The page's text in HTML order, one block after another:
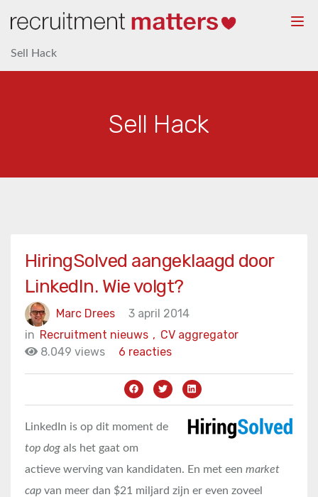
Sell Hack
Sell Hack
HiringSolved aangeklaagd door
LinkedIn. Wie volgt?
Marc Drees
3 april 2014
in
CV aggregator
Recruitment nieuws ,
8.049 views
6 reacties
LinkedIn is op dit moment de
top dog als het gaat om
actieve werving van kandidaten. En met een market
cap van meer dan $21 miljard zijn er even zoveel